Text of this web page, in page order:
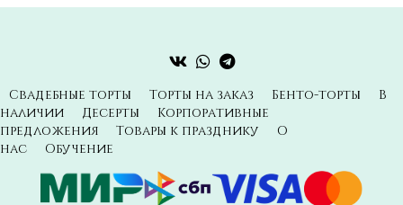
Свадебные торты Торты на заказ Бенто-торты
В
наличии
Десерты
Корпоративные
предложения
Товары к празднику
О
нас
Обучение